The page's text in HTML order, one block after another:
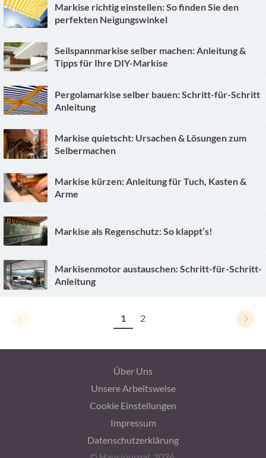
Markise richtig einstellen: So finden Sie den
perfekten Neigungswinkel
Seilspannmarkise selber machen: Anleitung &
Tipps für Ihre DIY-Markise
Pergolamarkise selber bauen: Schritt-für-Schritt
Anleitung
Markise quietscht: Ursachen & Lösungen zum
Selbermachen
Markise kürzen: Anleitung für Tuch, Kasten &
Arme
Markise als Regenschutz: So klappt’s!
Markisenmotor austauschen: Schritt-für-Schritt-
Anleitung
1 2
Über Uns
Unsere Arbeitsweise
Cookie Einstellungen
Impressum
Datenschutzerklärung